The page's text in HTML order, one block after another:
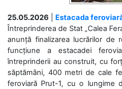
25.05.2026
Estacada
Întreprinderea de Stat „Calea
anunță finalizarea lucrărilor de
funcțiune a estacadei
întreprinderii au construit, cu
săptămâni, 400 metri de cale
feroviară Prut-1, cu o lungime